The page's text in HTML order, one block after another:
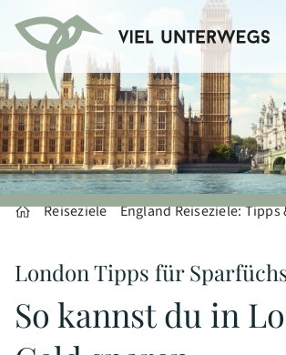
Reiseziele England Reiseziele: Tipps
London Tipps für
So kannst du in